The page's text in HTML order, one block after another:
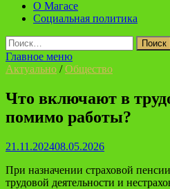
О Магасе
Социальная политика
Найти:
Главное меню
Актуально /Общество
Что включают в
помимо работы?
21.11.202408.05.2026
При назначении страховой
трудовой деятельности и